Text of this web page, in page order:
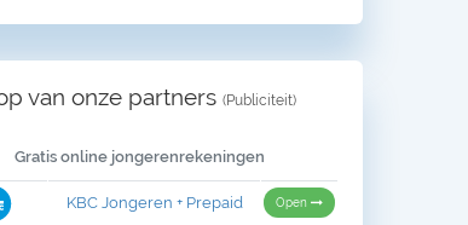
van onze partners (Publiciteit)
Gratis online jongerenrekeningen
KBC Jongeren + Prepaid Open